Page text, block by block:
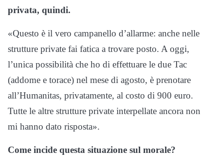
privata, quindi.
«Questo è il vero campanello d’allarme: anche nelle
strutture private fai fatica a trovare posto. A oggi,
l’unica possibilità che ho di effettuare le due Tac
(addome e torace) nel mese di agosto, è prenotare
all’Humanitas, privatamente, al costo di 900 euro.
Tutte le altre strutture private interpellate ancora non
mi hanno dato risposta».
Come incide questa situazione sul morale?